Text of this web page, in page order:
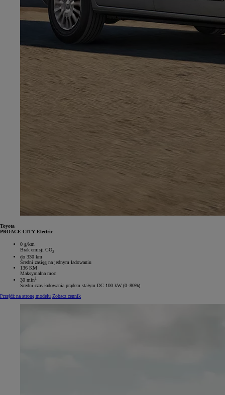
Toyota
PROACE CITY Electric
0 g/km
Brak emisji CO2
do 330 km
Średni zasięg na jednym ładowaniu
136 KM
Maksymalna moc
30 min1
Średni czas ładowania prądem stałym DC 100 kW (0–80%)
Przejdź na stronę modelu Zobacz cennik